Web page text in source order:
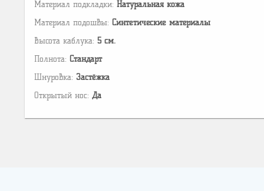
Материал подкладки: Натуральная кожа
Материал подошвы: Cинтетические материалы
Высота каблука: 5 см.
Полнота: Стандарт
Шнуровка: Застёжка
Открытый нос: Да